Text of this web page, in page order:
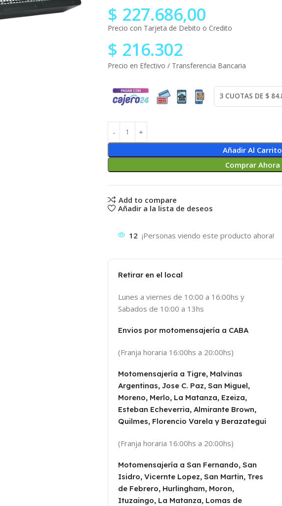
$ 227.686,00
Precio con Tarjeta de Debito o Credito
$ 216.302
Precio en Efectivo / Transferencia Bancaria
Añadir Al Carrito
Comprar Ahora
Add to compare
Añadir a la lista de deseos
12 ¡Personas viendo este producto ahora!
Retirar en el local
Lunes a viernes de 10:00 a 16:00hs y
Sabados de 10:00 a 13hs
Envios por motomensajería a CABA
(Franja horaria 16:00hs a 20:00hs)
Motomensajería a Tigre, Malvinas
Argentinas, Jose C. Paz, San Miguel,
Moreno, Merlo, La Matanza, Ezeiza,
Esteban Echeverria, Almirante Brown,
Quilmes, Florencio Varela y Berazategui
(Franja horaria 16:00hs a 20:00hs)
Motomensajería a San Fernando, San
Isidro, Vicernte Lopez, San Martin, Tres
de Febrero, Hurlingham, Moron,
Ituzaingo, La Matanza, Lomas de